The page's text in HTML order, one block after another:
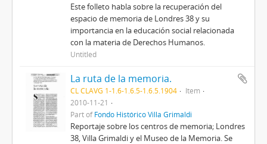
Este folleto habla sobre la recuperación del
espacio de memoria de Londres 38 y su
importancia en la educación social relacionada
con la materia de Derechos Humanos.
Untitled
La ruta de la memoria.
CL CLAVG 1-1.6-1.6.5-1.6.5.1904
Item
2010-11-21
Part ofFondo Histórico Villa Grimaldi
Reportaje sobre los centros de memoria; Londres
38, Villa Grimaldi y el Museo de la Memoria. Se